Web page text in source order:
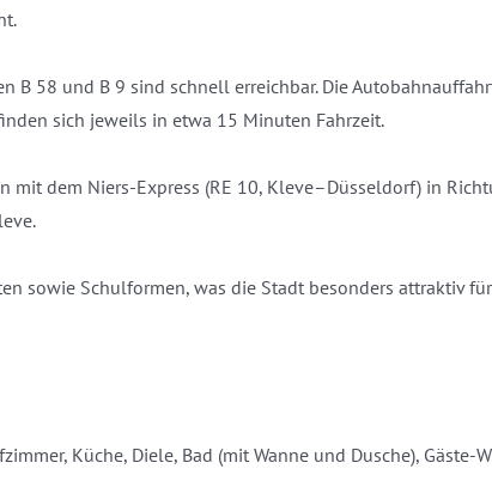
B 58 und B 9 sind schnell erreichbar. Die
sich jeweils in etwa 15 Minuten Fahrzeit.
dem Niers-Express (RE 10, Kleve–Düsseldorf) in
sowie Schulformen, was die Stadt besonders attraktiv für
Küche, Diele, Bad (mit Wanne und Dusche), Gäste-